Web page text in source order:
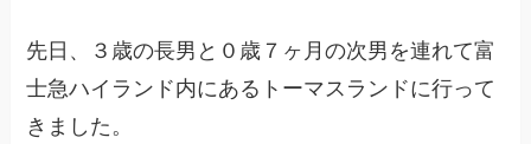
先日、３歳の長男と０歳７ヶ月の次男を連れて富
士急ハイランド内にあるトーマスランドに行って
きました。